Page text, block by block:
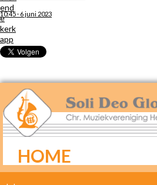
10:45 · 6 juni 2023
HOME
META